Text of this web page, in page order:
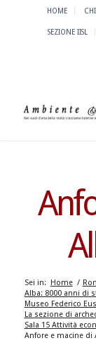
HOME
SEZIONE IISL
Sei in: Home /
Alba: 8000 anni di
Museo Federico
La sezione di
Sala 15 Attività
Anfore e macine di